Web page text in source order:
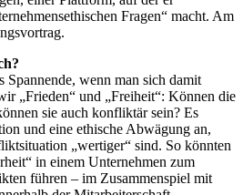
Fragen“ macht. Am
Spannende, wenn man sich damit
„Frieden“ und „Freiheit“: Können die
sie auch konfliktär sein? Es
und eine ethische Abwägung an,
„wertiger“ sind. So könnten
in einem Unternehmen zum
führen – im Zusammenspiel mit